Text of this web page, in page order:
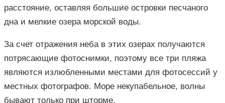
расстояние, оставляя большие островки песчаного
дна и мелкие озера морской воды.
За счет отражения неба в этих озерах получаются
потрясающие фотоснимки, поэтому все три пляжа
являются излюбленными местами для фотосессий у
местных фотографов. Море некупабельное, волны
бывают только при шторме.